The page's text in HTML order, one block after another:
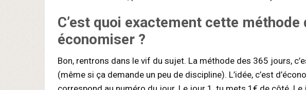
C’est quoi exactement cette méthode
économiser ?
Bon, rentrons dans le vif du sujet. La méthode des 365 jours,
(même si ça demande un peu de discipline). L’idée, c’est